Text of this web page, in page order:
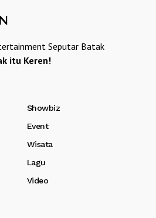
Seputar Batak
itu Keren!
Showbiz
Event
Wisata
Lagu
Video